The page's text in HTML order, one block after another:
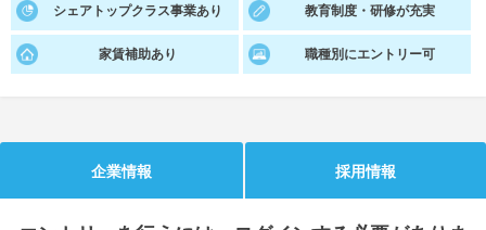
就活支援
就活ノウハウが満載！
就活コラム
お役立ち記事・相談室など
就活ニュースペーパー よくある質問
シェアトップクラス事業あり 教育制度・研修が充実
家賃補助あり 職種別にエントリー可
企業情報 採用情報